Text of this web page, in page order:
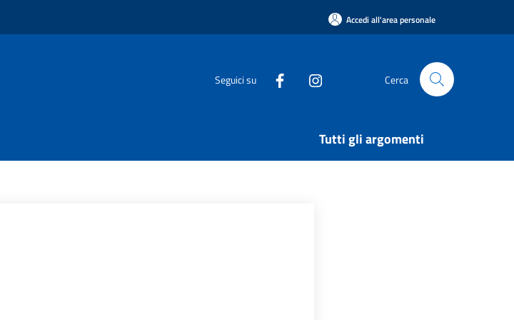
Accedi all'area personale
Seguici su Cerca
Tutti gli argomenti